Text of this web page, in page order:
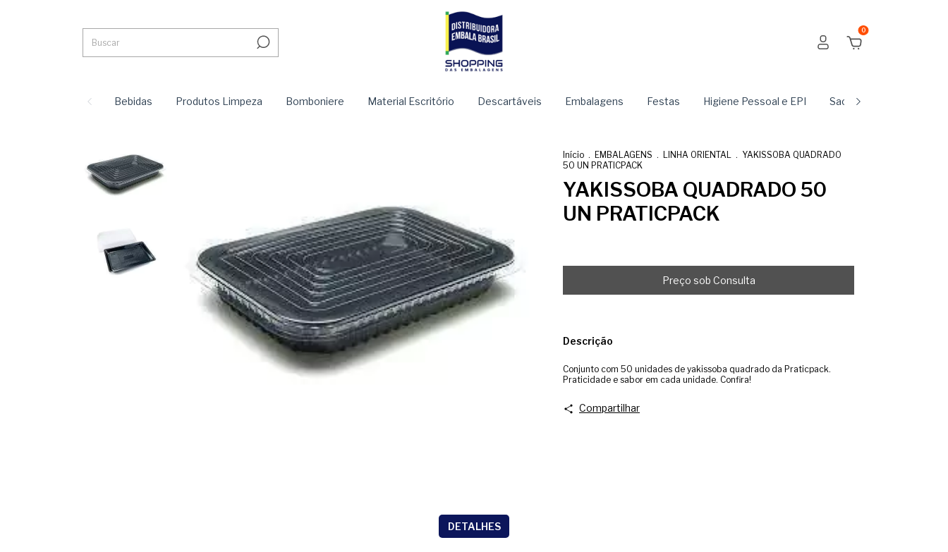
0
Bebidas Produtos Limpeza Bomboniere Material Escritório Descartáveis Embalagens Festas Higiene Pessoal e EPI Sachês
Início . EMBALAGENS . LINHA ORIENTAL . YAKISSOBA QUADRADO
50 UN PRATICPACK
YAKISSOBA QUADRADO 50
UN PRATICPACK
Descrição
Conjunto com 50 unidades de yakissoba quadrado da Praticpack.
Praticidade e sabor em cada unidade. Confira!
Compartilhar
DETALHES